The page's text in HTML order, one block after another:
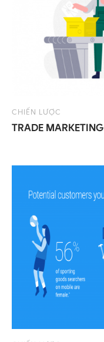
CHIẾN LƯỢC
TRADE MARKETING